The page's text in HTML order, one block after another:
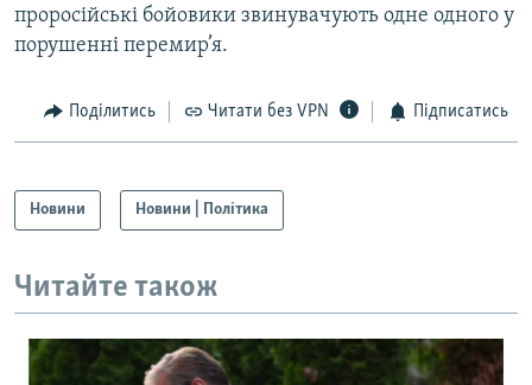
проросійські бойовики звинувачують одне одного у
порушенні перемир’я.
Поділитись Читати без VPN Підписатись
Новини Новини | Політика
Читайте також